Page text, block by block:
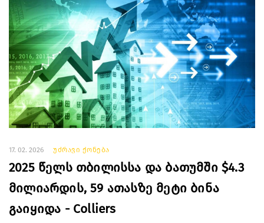
17. 02. 2026 უძრავი ქონება
2025 წელს თბილისსა და ბათუმში $4.3
მილიარდის, 59 ათასზე მეტი ბინა
გაიყიდა - Colliers